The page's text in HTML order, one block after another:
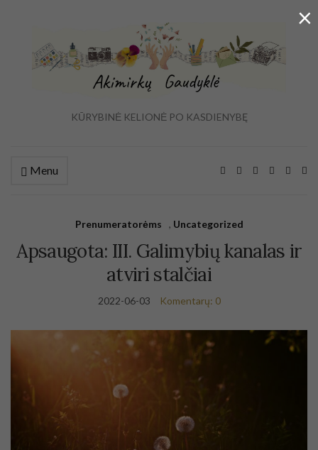
KŪRYBINĖ KELIONĖ PO KASDIENYBĘ
Menu
Prenumeratorėms , Uncategorized
Apsaugota: III. Galimybių kanalas ir
atviri stalčiai
2022-06-03 Komentarų: 0
×